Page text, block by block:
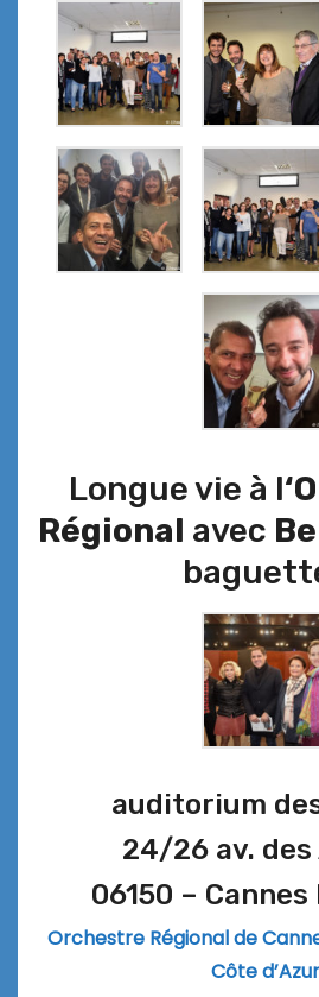
Longue vie à l
Régional avec
auditorium
24/26 av.
06150 – Cannes
Orchestre Régional de
Côte d’Azur